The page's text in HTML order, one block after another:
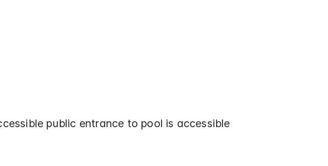
public entrance to pool is accessible